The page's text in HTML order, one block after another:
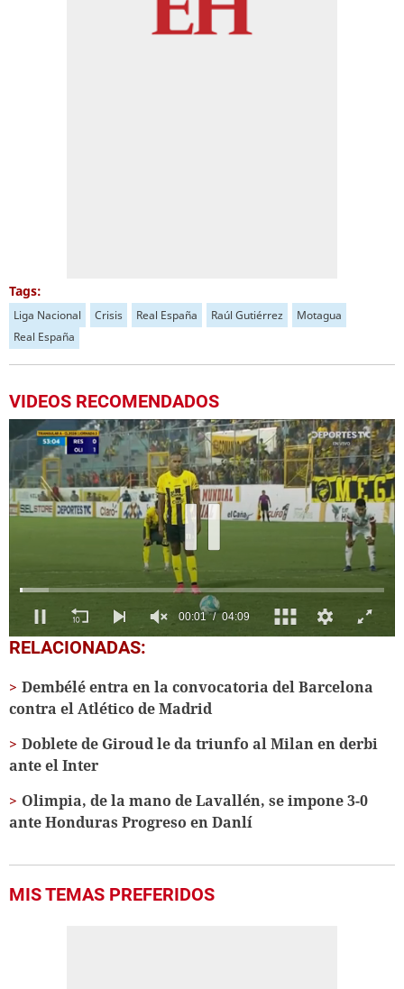
Tags:
Liga Nacional Crisis Real España Raúl Gutiérrez
Motagua
Real España
VIDEOS RECOMENDADOS
0
seconds
4
9
RELACIONADAS:
Dembélé entra en la convocatoria del Barcelona
contra el Atlético de Madrid
Doblete de Giroud le da triunfo al Milan en derbi
ante el Inter
Olimpia, de la mano de Lavallén, se impone 3-0
ante Honduras Progreso en Danlí
MIS TEMAS PREFERIDOS